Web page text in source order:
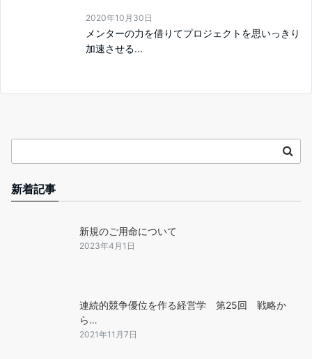
2020年10月30日
メンターの力を借りてプロジェクトを思いっきり
加速させる...
新着記事
新規のご用命について
2023年4月1日
連続的競争優位を作る経営学 第25回 戦略か
ら…
2021年11月7日